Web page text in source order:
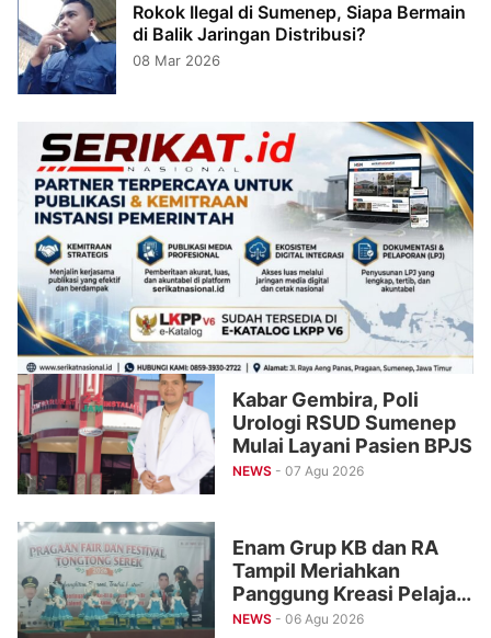
Rokok Ilegal di Sumenep, Siapa Bermain
di Balik Jaringan Distribusi?
08 Mar 2026
Kabar Gembira, Poli
Urologi RSUD Sumenep
Mulai Layani Pasien BPJS
NEWS - 07 Agu 2026
Enam Grup KB dan RA
Tampil Meriahkan
Panggung Kreasi Pelajar
Pragaan Fair 2026
NEWS - 06 Agu 2026